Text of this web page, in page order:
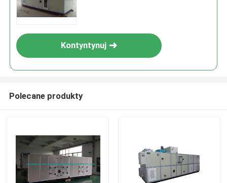
Kontyntynuj
Polecane produkty